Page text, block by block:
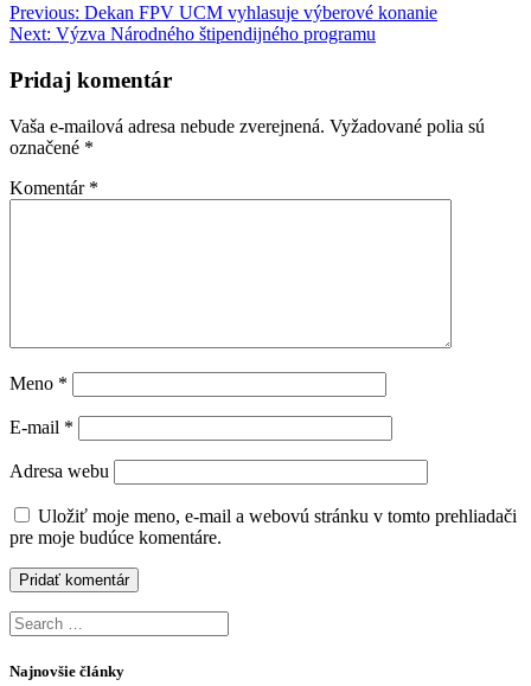
Navigácia
v
článku
Previous: Previous
post:
Dekan FPV UCM vyhlasuje výberové konanie
Next: Next
Výzva Národného štipendijného programu
Pridaj komentár
Vaša e-mailová adresa nebude zverejnená. Vyžadované polia sú
označené *
Komentár *
Meno *
E-mail *
Adresa webu
Uložiť moje meno, e-mail a webovú stránku v tomto prehliadači
pre moje budúce komentáre.
Search
for:
Najnovšie články